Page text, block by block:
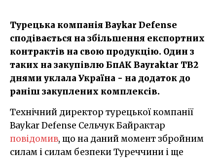
Турецька компанія Baykar Defense
сподівається на збільшення експортних
контрактів на свою продукцію. Один з
таких на закупівлю БпАК Bayraktar TB2
днями уклала Україна - на додаток до
раніш закуплених комплексів.
Технічний директор турецької компанії
Baykar Defense Сельчук Байрактар
повідомив, що на даний момент збройним
силам і силам безпеки Туреччини і ще